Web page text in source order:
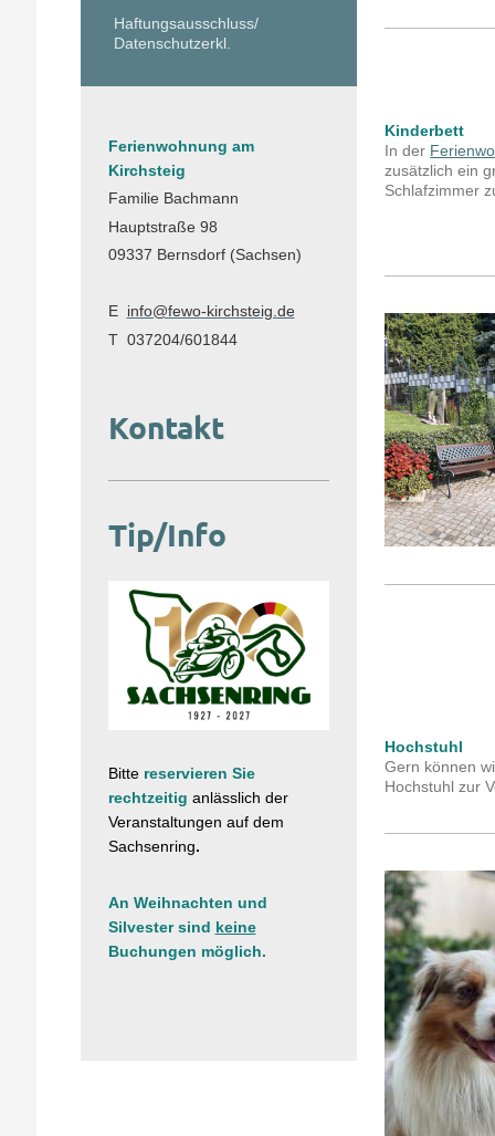
Kinderbett
In der
zusätzlich ein
Schlafzimmer
Hochstuhl
Gern können
Hochstuhl zur
Haftungsausschluss/
Datenschutzerkl.
Ferienwohnung am
Kirchsteig
Familie Bachmann
Hauptstraße 98
09337 Bernsdorf (Sachsen)
E info@fewo-kirchsteig.de
T 037204/601844
Kontakt
Tip/Info
Bitte reservieren Sie
rechtzeitig anlässlich der
Veranstaltungen auf dem
Sachsenring.
An Weihnachten und
Silvester sind keine
Buchungen möglich.